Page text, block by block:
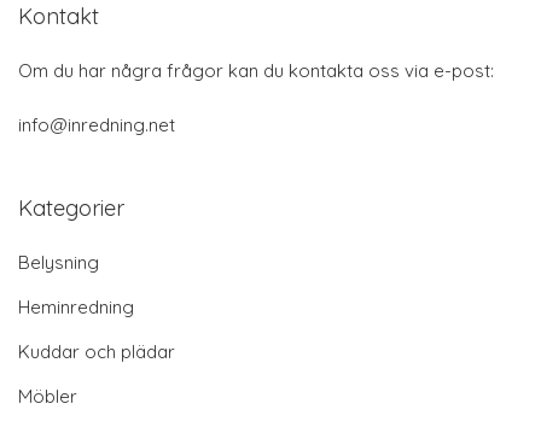
Kontakt
Om du har några frågor kan du kontakta oss via e-post:
info@inredning.net
Kategorier
Belysning
Heminredning
Kuddar och plädar
Möbler